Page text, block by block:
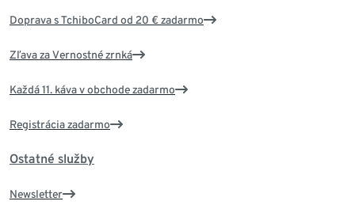
Doprava s TchiboCard od 20 € zadarmo
Zľava za Vernostné zrnká
Každá 11. káva v obchode zadarmo
Registrácia zadarmo
Ostatné služby
Newsletter